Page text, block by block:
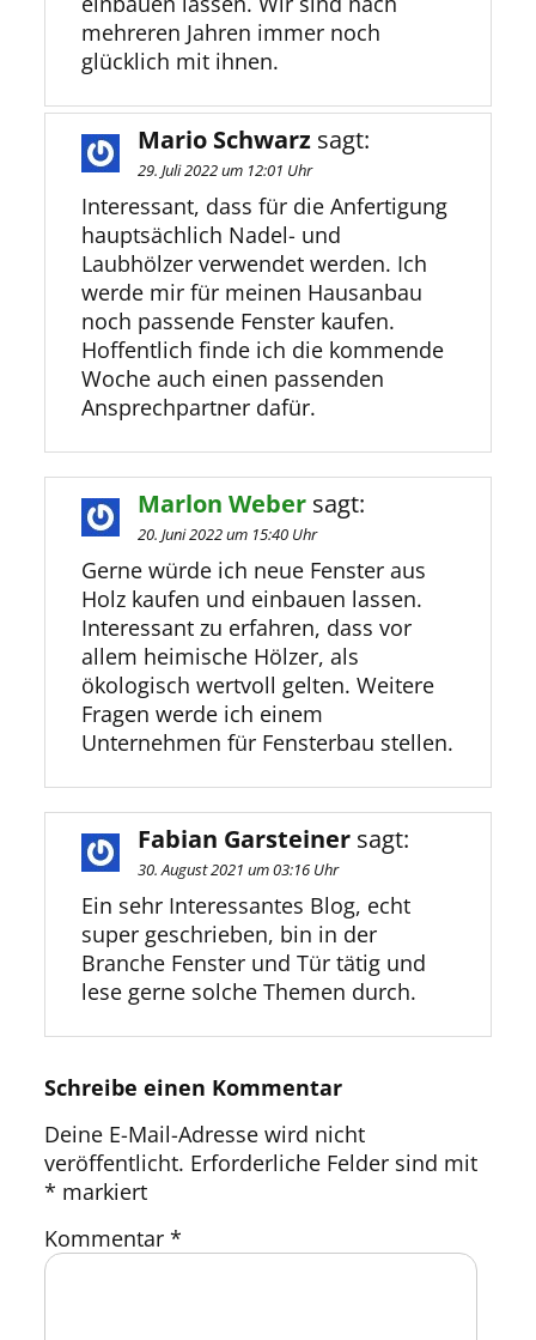
mehreren Jahren immer noch
glücklich mit ihnen.
Mario Schwarz sagt:
29. Juli 2022 um 12:01 Uhr
Interessant, dass für die Anfertigung
hauptsächlich Nadel- und
Laubhölzer verwendet werden. Ich
werde mir für meinen Hausanbau
noch passende Fenster kaufen.
Hoffentlich finde ich die kommende
Woche auch einen passenden
Ansprechpartner dafür.
Marlon Weber sagt:
20. Juni 2022 um 15:40 Uhr
Gerne würde ich neue Fenster aus
Holz kaufen und einbauen lassen.
Interessant zu erfahren, dass vor
allem heimische Hölzer, als
ökologisch wertvoll gelten. Weitere
Fragen werde ich einem
Unternehmen für Fensterbau stellen.
Fabian Garsteiner sagt:
30. August 2021 um 03:16 Uhr
Ein sehr Interessantes Blog, echt
super geschrieben, bin in der
Branche Fenster und Tür tätig und
lese gerne solche Themen durch.
Schreibe einen Kommentar
Deine E-Mail-Adresse wird nicht
veröffentlicht. Erforderliche Felder sind mit
* markiert
Kommentar*